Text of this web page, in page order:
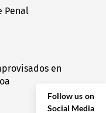
Penal
en
Follow us on
Social Media